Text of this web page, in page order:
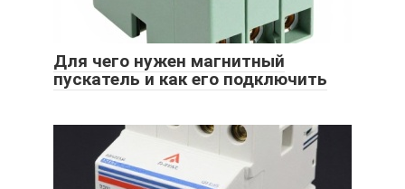
Для чего нужен магнитный
пускатель и как его подключить